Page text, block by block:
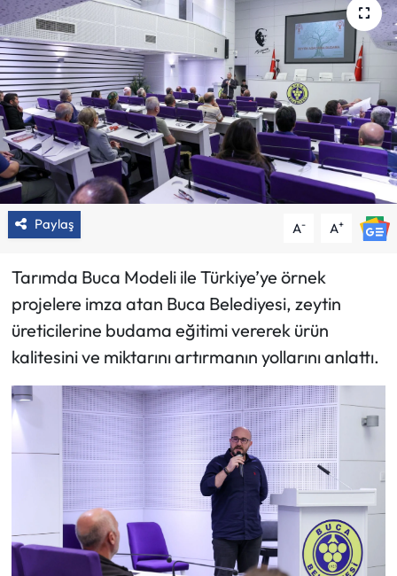
Paylaş A- A+
Tarımda Buca Modeli ile Türkiye’ye örnek
projelere imza atan Buca Belediyesi, zeytin
üreticilerine budama eğitimi vererek ürün
kalitesini ve miktarını artırmanın yollarını anlattı.